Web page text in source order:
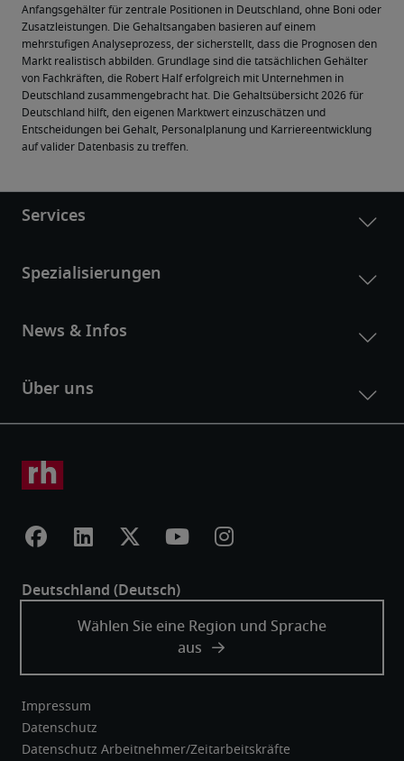
Anfangsgehälter für zentrale Positionen in Deutschland, ohne Boni oder
Zusatzleistungen. Die Gehaltsangaben basieren auf einem
mehrstufigen Analyseprozess, der sicherstellt, dass die Prognosen den
Markt realistisch abbilden. Grundlage sind die tatsächlichen Gehälter
von Fachkräften, die Robert Half erfolgreich mit Unternehmen in
Deutschland zusammengebracht hat. Die Gehaltsübersicht 2026 für
Deutschland hilft, den eigenen Marktwert einzuschätzen und
Entscheidungen bei Gehalt, Personalplanung und Karriereentwicklung
auf valider Datenbasis zu treffen.
Impressum
Datenschutz
Datenschutz Arbeitnehmer/Zeitarbeitskräfte